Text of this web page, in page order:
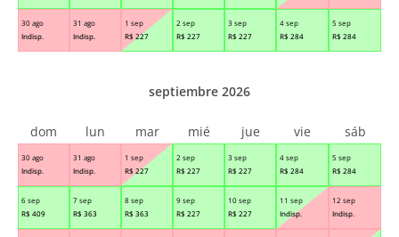
30 ago
Indisp.
31 ago
Indisp.
1 sep
R$ 227
2 sep
R$ 227
3 sep
R$ 227
4 sep
R$ 284
5 sep
R$ 284
30 ago
Indisp.
31 ago
Indisp.
1 sep
R$ 227
2 sep
R$ 227
3 sep
R$ 227
4 sep
R$ 284
5 sep
R$ 284
6 sep
R$ 409
7 sep
R$ 363
8 sep
R$ 363
9 sep
R$ 227
10 sep
R$ 227
11 sep
Indisp.
12 sep
Indisp.
septiembre 2026
dom lun mar mié jue vie sáb